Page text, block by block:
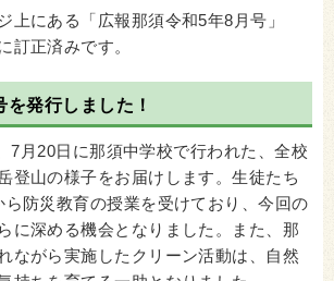
上にある「広報那須令和5年8月号」
訂正済みです。
を発行しました！
7月20日に那須中学校で行われた、全校
登山の様子をお届けします。生徒たち
ら防災教育の授業を受けており、今回の
に深める機会となりました。また、那
ながら実施したクリーン活動は、自然